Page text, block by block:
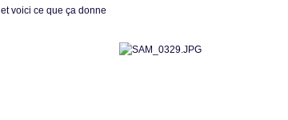
et voici ce que ça donne